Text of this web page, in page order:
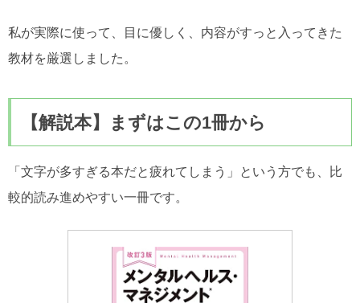
私が実際に使って、目に優しく、内容がすっと入ってきた
教材を厳選しました。
【解説本】まずはこの1冊から
「文字が多すぎる本だと疲れてしまう」という方でも、比
較的読み進めやすい一冊です。